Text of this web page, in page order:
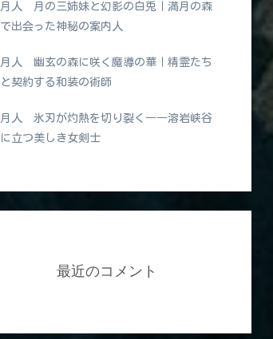
月人 月の三姉妹と幻影の白兎｜満月の森
で出会った神秘の案内人
月人 幽玄の森に咲く魔導の華｜精霊たち
と契約する和装の術師
月人 氷刃が灼熱を切り裂く――溶岩峡谷
に立つ美しき女剣士
最近のコメント